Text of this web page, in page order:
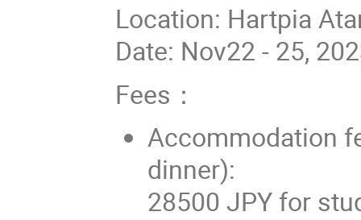
Location: Hartpia
Date: Nov22 - 25,
Fees：
Accommodation
dinner):
28500 JPY for